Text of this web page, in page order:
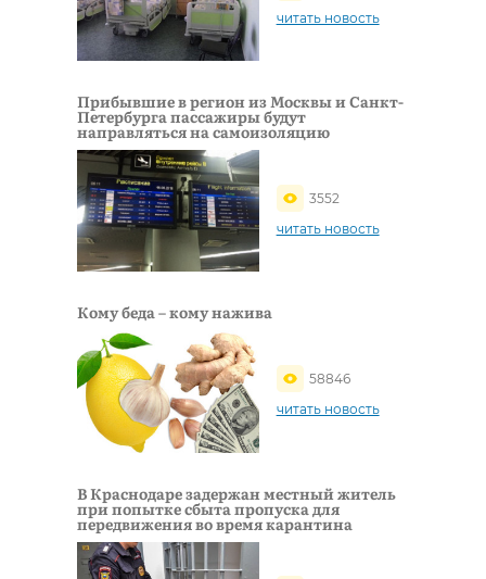
читать новость
Прибывшие в регион из Москвы и Санкт-
Петербурга пассажиры будут
направляться на самоизоляцию
3552
читать новость
Кому беда – кому нажива
58846
читать новость
В Краснодаре задержан местный житель
при попытке сбыта пропуска для
передвижения во время карантина